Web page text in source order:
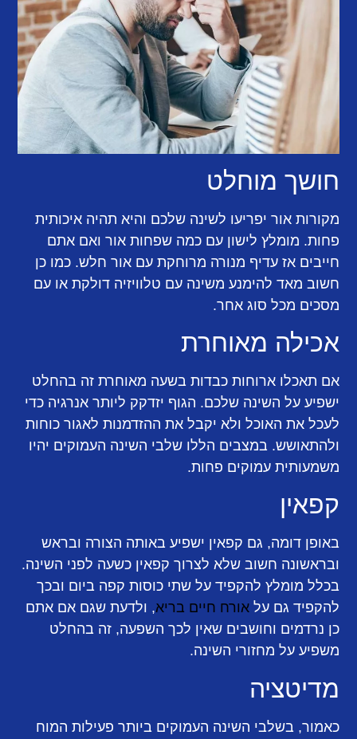
חושך מוחלט
מקורות אור יפריעו לשינה שלכם והיא תהיה איכותית
פחות. מומלץ לישון עם כמה שפחות אור ואם אתם
חייבים אז עדיף מנורה מרוחקת עם אור חלש. כמו כן
חשוב מאד להימנע משינה עם טלוויזיה דולקת או עם
מסכים מכל סוג אחר.
אכילה מאוחרת
אם תאכלו ארוחות כבדות בשעה מאוחרת זה בהחלט
ישפיע על השינה שלכם. הגוף יזדקק ליותר אנרגיה כדי
לעכל את האוכל ולא יקבל את ההזדמנות לאגור כוחות
ולהתאושש. במצבים הללו שלבי השינה העמוקים יהיו
משמעותית עמוקים פחות.
קפאין
באופן דומה, גם קפאין ישפיע באותה הצורה ובראש
ובראשונה חשוב שלא לצרוך קפאין כשעה לפני השינה.
בכלל מומלץ להקפיד על שתי כוסות קפה ביום ובכך
להקפיד גם עלאורח חיים בריא, ולדעת שגם אם אתם
כן נרדמים וחושבים שאין לכך השפעה, זה בהחלט
משפיע על מחזורי השינה.
מדיטציה
כאמור, בשלבי השינה העמוקים ביותר פעילות המוח